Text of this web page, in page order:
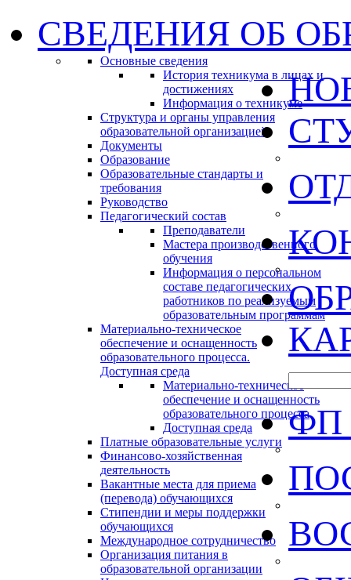
СВЕДЕНИЯ ОБ
Основные сведения
История техникума в лицах и
достижениях
Информация о техникуме
Структура и органы управления
образовательной организацией
Документы
Образование
Образовательные стандарты и
требования
Руководство
Педагогический состав
Преподаватели
Мастера производственного
обучения
Информация о персональном
составе педагогических
работников по реализуемым
образовательным программам
Материально-техническое
обеспечение и оснащенность
образовательного процесса.
Доступная среда
Материально-техническое
обеспечение и оснащенность
образовательного процесса
Доступная среда
Платные образовательные услуги
Финансово-хозяйственная
деятельность
Вакантные места для приема
(перевода) обучающихся
Стипендии и меры поддержки
обучающихся
Международное сотрудничество
Организация питания в
образовательной организации
ФП